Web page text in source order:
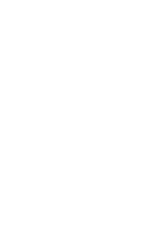
Restan cuatro
malaguista
confirmar su
Lorenzo de